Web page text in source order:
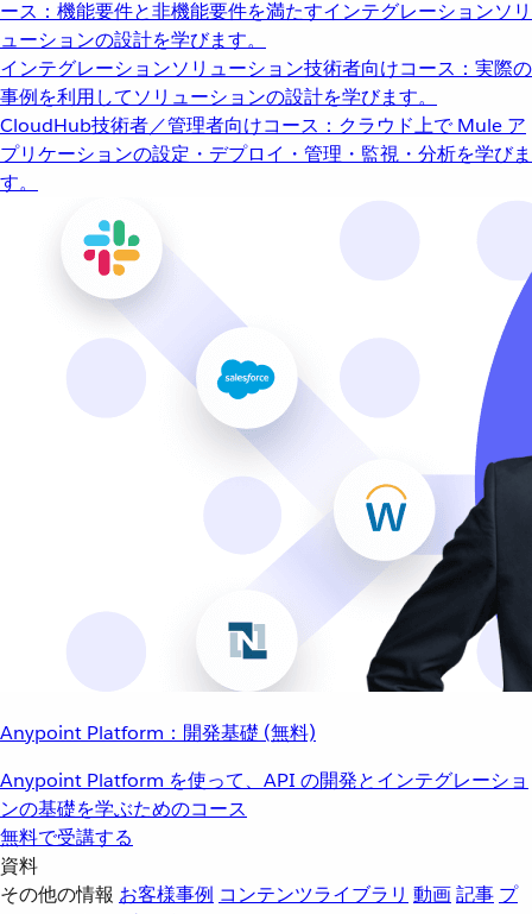
ース：機能要件と非機能要件を満たすインテグレーションソリ
ューションの設計を学びます。
インテグレーションソリューション技術者向けコース：実際の
事例を利用してソリューションの設計を学びます。
CloudHub技術者／管理者向けコース：クラウド上で Mule ア
プリケーションの設定・デプロイ・管理・監視・分析を学びま
す。
Anypoint Platform：開発基礎 (無料)
Anypoint Platform を使って、API の開発とインテグレーショ
ンの基礎を学ぶためのコース
無料で受講する
資料
その他の情報 お客様事例 コンテンツライブラリ 動画記事 プ